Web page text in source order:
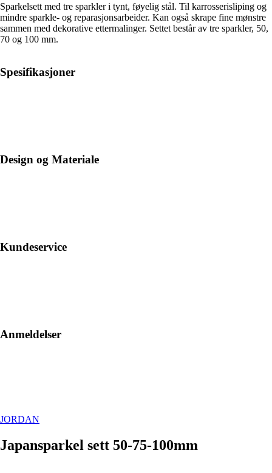
Sparkelsett med tre sparkler i tynt, føyelig stål. Til karrosserisliping og
mindre sparkle- og reparasjonsarbeider. Kan også skrape fine mønstre
sammen med dekorative ettermalinger. Settet består av tre sparkler, 50,
70 og 100 mm.
Spesifikasjoner
Design og Materiale
Kundeservice
Anmeldelser
JORDAN
Japansparkel sett 50-75-100mm